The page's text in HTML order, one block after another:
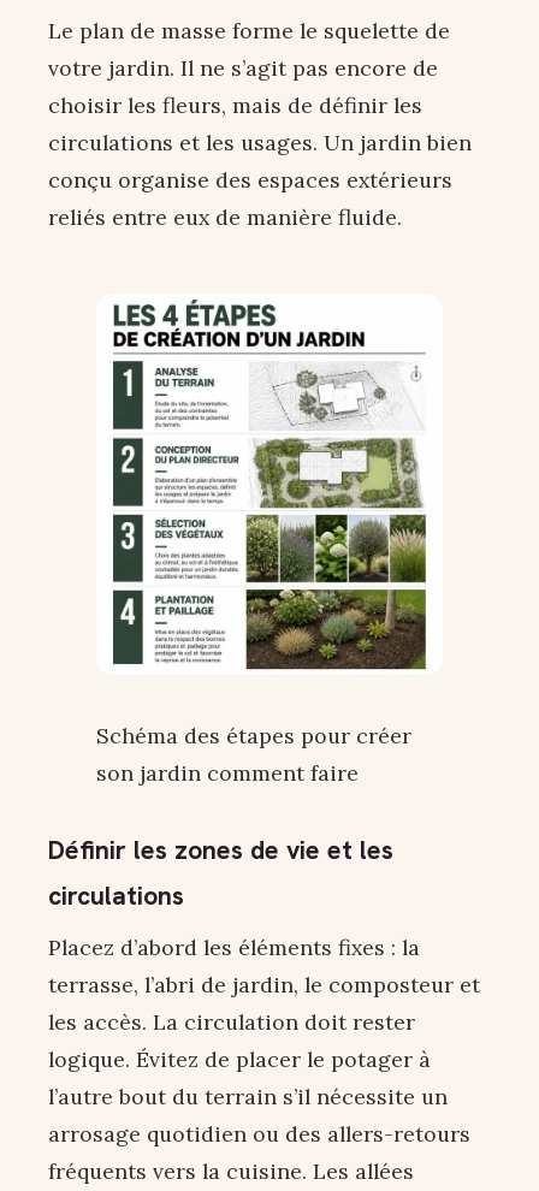
Le plan de masse forme le squelette de
votre jardin. Il ne s’agit pas encore de
choisir les fleurs, mais de définir les
circulations et les usages. Un jardin bien
conçu organise des espaces extérieurs
reliés entre eux de manière fluide.
Schéma des étapes pour créer
son jardin comment faire
Définir les zones de vie et les
circulations
Placez d’abord les éléments fixes : la
terrasse, l’abri de jardin, le composteur et
les accès. La circulation doit rester
logique. Évitez de placer le potager à
l’autre bout du terrain s’il nécessite un
arrosage quotidien ou des allers-retours
fréquents vers la cuisine. Les allées